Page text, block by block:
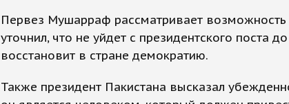
Первез Мушарраф рассматривает
уточнил, что не уйдет с президентского поста
восстановит в стране демократию.
Также президент Пакистана высказал